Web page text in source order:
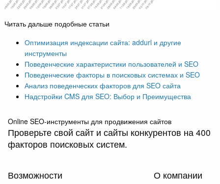
Читать дальше подобные статьи
Оптимизация индексации сайта: addurl и другие
инструменты
Поведенческие характеристики пользователей и SEO
Поведенческие факторы в поисковых системах и SEO
Анализ поведенческих факторов для SEO сайта
Надстройки CMS для SEO: Выбор и Преимущества
Online SEO-инструменты для продвижения сайтов
Проверьте свой сайт и сайты конкурентов на 400
факторов поисковых систем.
Возможности О компании